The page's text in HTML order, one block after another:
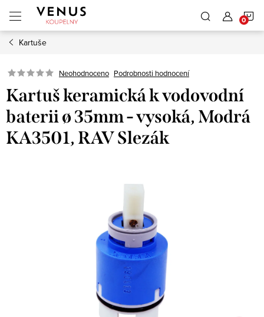
obsah
Kartuše
Neohodnoceno Podrobnosti hodnocení
Kartuš keramická k vodovodní
baterii ø 35mm - vysoká, Modrá
KA3501, RAV Slezák